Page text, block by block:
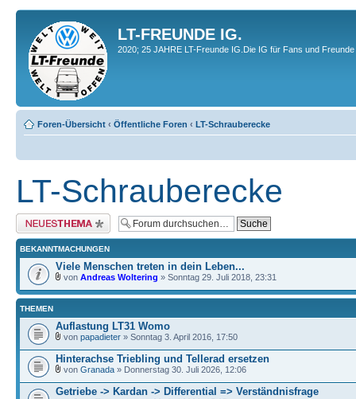
LT-FREUNDE IG.
2020; 25 JAHRE LT-Freunde IG.Die IG für Fans und
Foren-Übersicht ‹ Öffentliche Foren ‹ LT-Schrauberecke
LT-Schrauberecke
Neues Thema erstellen
BEKANNTMACHUNGEN
Viele Menschen treten in dein Leben...
von Andreas Woltering » Sonntag 29. Juli 2018, 23:31
THEMEN
Auflastung LT31 Womo
von papadieter » Sonntag 3. April 2016, 17:50
Hinterachse Triebling und Tellerad ersetzen
von Granada » Donnerstag 30. Juli 2026, 12:06
Getriebe -> Kardan -> Differential => Verständnisfrage